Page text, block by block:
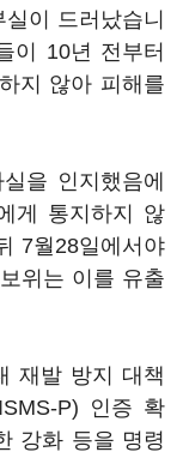
이 드러났습니
이 10년 전부터
지 않아 피해를
을 인지했음에
게 통지하지 않
7월28일에서야
위는 이를 유출
재발 방지 대책
P) 인증 확
강화 등을 명령